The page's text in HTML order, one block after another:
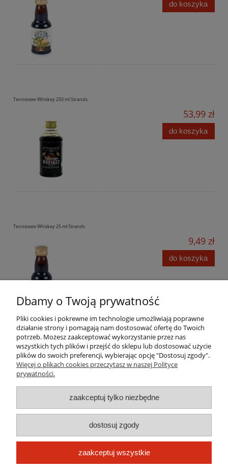
do koszyka
Tennessee Whiskey 250 ml Strands
53,99 zł
do koszyka
Tennessee Whiskey 25 ml Strands
9,49 zł
do koszyka
Pomoc
Płatności i dostawa
Informacje
O nas
Dbamy o Twoją prywatność
Pliki cookies i pokrewne im technologie umożliwiają poprawne
działanie strony i pomagają nam dostosować ofertę do Twoich
potrzeb. Możesz zaakceptować wykorzystanie przez nas
wszystkich tych plików i przejść do sklepu lub dostosować użycie
plików do swoich preferencji, wybierając opcję "Dostosuj zgody".
Więcej o plikach cookies przeczytasz w naszej Polityce
prywatności.
zaakceptuj tylko niezbędne
dostosuj zgody
zaakceptuj wszystkie